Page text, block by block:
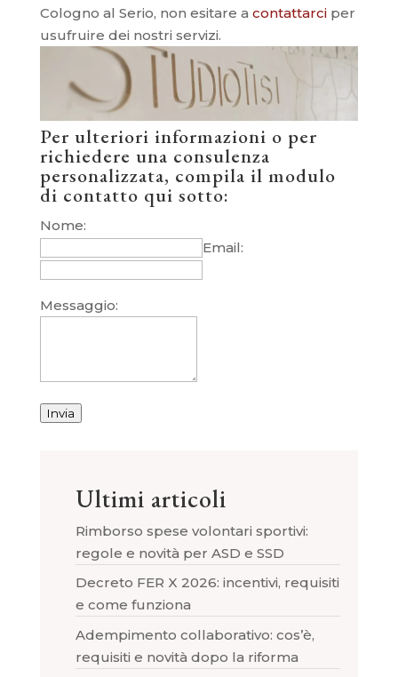
Cologno al Serio, non esitare a contattarciper
usufruire dei nostri servizi.
Per ulteriori informazioni o per
richiedere una consulenza
personalizzata, compila il modulo
di contatto qui sotto:
Nome:
Email:
Messaggio:
Invia
Ultimi articoli
Rimborso spese volontari sportivi:
regole e novità per ASD e SSD
Decreto FER X 2026: incentivi, requisiti
e come funziona
Adempimento collaborativo: cos’è,
requisiti e novità dopo la riforma